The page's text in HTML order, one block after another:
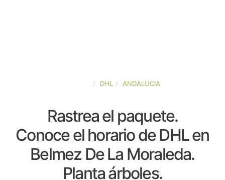
DHL ANDALUCIA
Rastrea el paquete.
Conoce el horario de DHL en
Belmez De La Moraleda.
Planta árboles.